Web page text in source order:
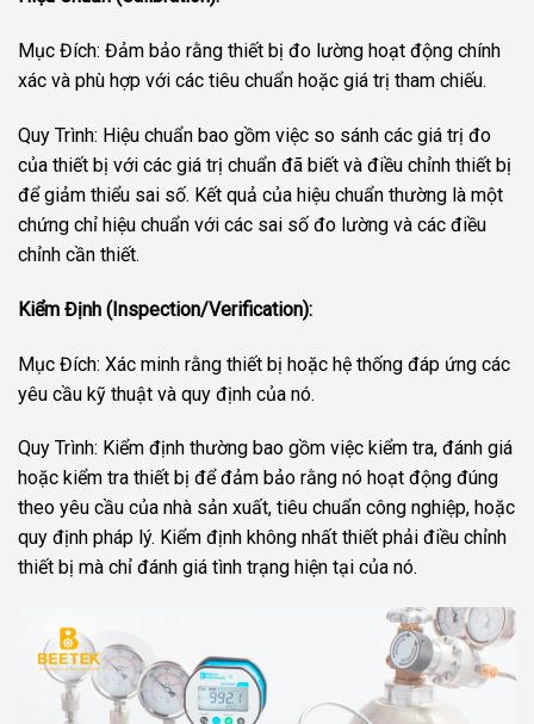
Mục Đích: Đảm bảo rằng thiết bị đo lường hoạt động chính
xác và phù hợp với các tiêu chuẩn hoặc giá trị tham chiếu.
Quy Trình: Hiệu chuẩn bao gồm việc so sánh các giá trị đo
của thiết bị với các giá trị chuẩn đã biết và điều chỉnh thiết bị
để giảm thiểu sai số. Kết quả của hiệu chuẩn thường là một
chứng chỉ hiệu chuẩn với các sai số đo lường và các điều
chỉnh cần thiết.
Kiểm Định (Inspection/Verification):
Mục Đích: Xác minh rằng thiết bị hoặc hệ thống đáp ứng các
yêu cầu kỹ thuật và quy định của nó.
Quy Trình: Kiểm định thường bao gồm việc kiểm tra, đánh giá
hoặc kiểm tra thiết bị để đảm bảo rằng nó hoạt động đúng
theo yêu cầu của nhà sản xuất, tiêu chuẩn công nghiệp, hoặc
quy định pháp lý. Kiểm định không nhất thiết phải điều chỉnh
thiết bị mà chỉ đánh giá tình trạng hiện tại của nó.